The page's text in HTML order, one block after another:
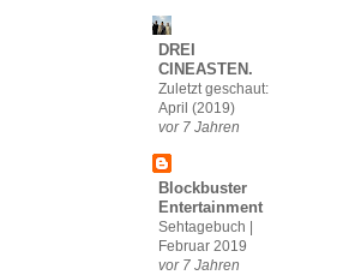
DREI
CINEASTEN.
Zuletzt geschaut:
April (2019)
vor 7 Jahren
Blockbuster
Entertainment
Sehtagebuch |
Februar 2019
vor 7 Jahren